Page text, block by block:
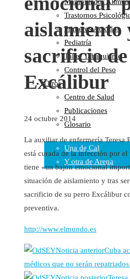
En nuestra Web
Colaboraciones
Cartas al Director
Medios de
Otros
Vídeos
Audio
Cara Oscura
Humor
Cal y Arena
Una de Cal
Y otra de Arena
Noticias Sanitarias
Newsletter
Trastornos
Primeros Auxilios
Pediatría
Taller Tabaquismo
Control del Peso
Otros
Centro de Salud
Publicaciones
Glosario
aislamiento
sacrificio de
Excálibur
24 octubre 2014
La auxiliar de enfermería Teresa
está curada de la infección por el
tiene «un bajón emocional
situación de aislamiento y tras
sacrificio de su perro Excálibur
preventiva.
http://www.elmundo.es
Noticia anteriorCuba
médicos que no serán